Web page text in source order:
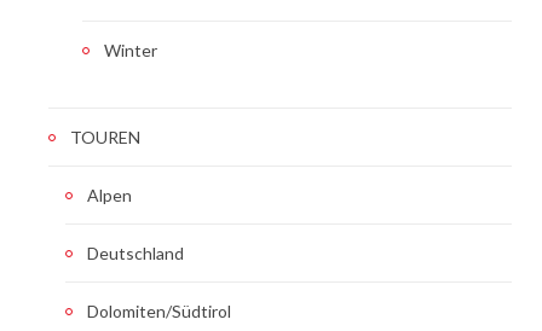
Winter
TOUREN
Alpen
Deutschland
Dolomiten/Südtirol